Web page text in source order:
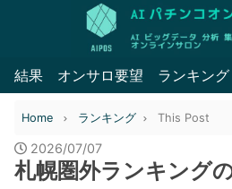
結果 オンサロ要望 ランキング
Home ランキング This Post
2026/07/07
札幌圏外ランキング